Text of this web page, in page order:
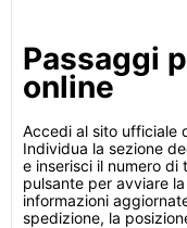
Passaggi
online
Accedi al sito ufficiale
Individua la sezione
e inserisci il numero di
pulsante per avviare
informazioni
spedizione, la